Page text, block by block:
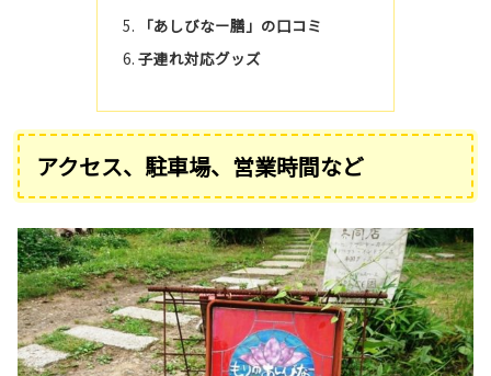
「あしびなー膳」の口コミ
子連れ対応グッズ
アクセス、駐車場、営業時間など